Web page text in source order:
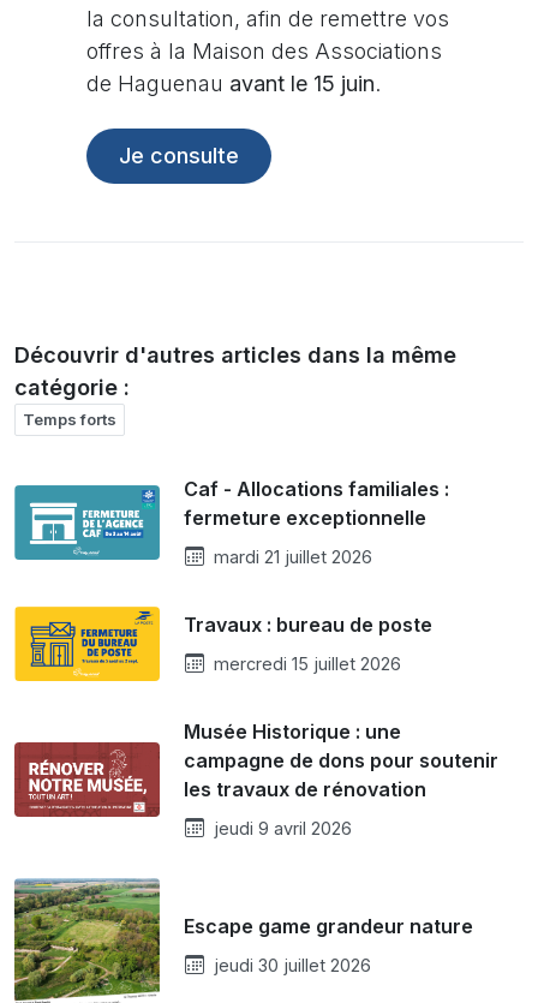
la consultation, afin de remettre vos
offres à la Maison des Associations
de Haguenau avant le 15 juin.
Je consulte
Découvrir d'autres articles dans la même
catégorie :
Temps forts
Caf - Allocations familiales :
fermeture exceptionnelle
mardi 21 juillet 2026
Travaux : bureau de poste
mercredi 15 juillet 2026
Musée Historique : une
campagne de dons pour soutenir
les travaux de rénovation
jeudi 9 avril 2026
Escape game grandeur nature
jeudi 30 juillet 2026